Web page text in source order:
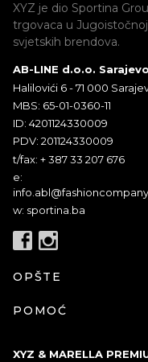
XYZ je dio Sportina
trgovaca u
svjetskih brendova.
AB-LINE d.o.o. Sarajevo
Halilovići 6 - 71 000
MBS: 65-01-0360-11
ID: 4201124330009
PDV: 201124330009
t/fax: + 387 33 207 676
e:
w: sportina.ba
OPŠTE
POMOĆ
XYZ & MARELLA